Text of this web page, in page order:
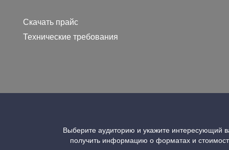
Скачать прайс
Технические требования
Выберите аудиторию и укажите интересующий
получить информацию о форматах и